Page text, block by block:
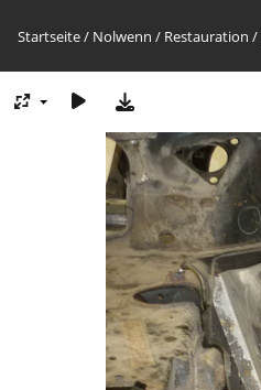
Startseite/ Nolwenn / Restauration /